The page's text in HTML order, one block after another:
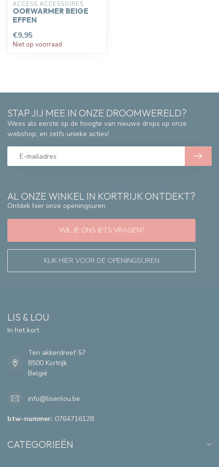
ACCESS ACCESSOIRES
OORWARMER BEIGE
EFFEN
€9,95
Niet op voorraad
AL ONZE WINKEL IN KORTRIJK ONTDEKT?
Ontdek hier onze openingsuren
WIL JE ONS IETS VRAGEN?
KLIK HIER VOOR DE OPENINGSUREN
STAP JIJ MEE IN ONZE DROOMWERELD?
Wees als eerste op de hoogte van nieuwe drops op onze
webshop, en zelfs unieke acties!
LIS & LOU
In het kort
Ten akkerdreef 57
8500 Kortrijk
België
info@lisenlou.be
btw-nummer: 0764716128
CATEGORIEËN